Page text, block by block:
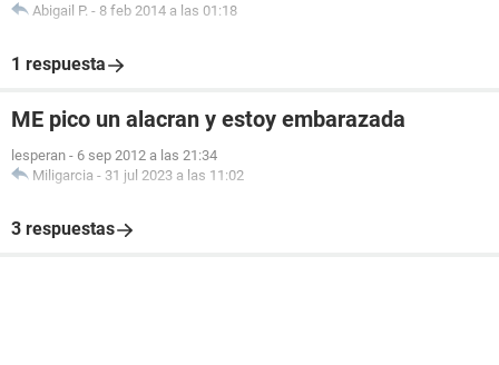
Abigail P. - 8 feb 2014 a las 01:18
1 respuesta
ME pico un alacran y estoy embarazada
lesperan - 6 sep 2012 a las 21:34
Miligarcia - 31 jul 2023 a las 11:02
3 respuestas